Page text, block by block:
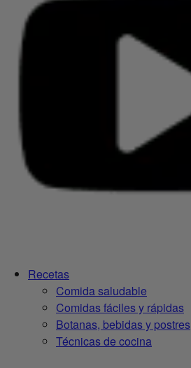
Recetas
Comida saludable
Comidas fáciles y rápidas
Botanas, bebidas y postres
Técnicas de cocina